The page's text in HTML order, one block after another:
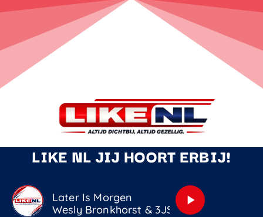
LIKE NL JIJ HOORT ERBIJ!
Later Is Morgen
Wesly Bronkhorst & 3JS
play_arrow